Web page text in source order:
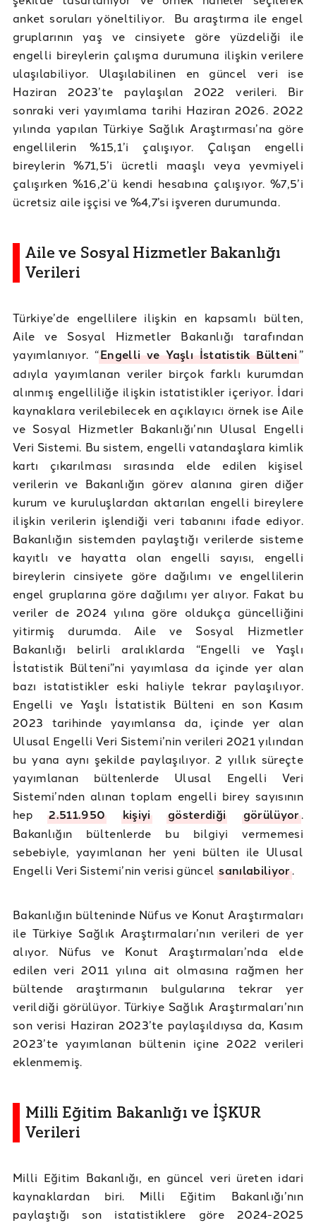
anket soruları yöneltiliyor. Bu araştırma ile engel
gruplarının yaş ve cinsiyete göre yüzdeliği ile
engelli bireylerin çalışma durumuna ilişkin verilere
ulaşılabiliyor. Ulaşılabilinen en güncel veri ise
Haziran 2023’te paylaşılan 2022 verileri. Bir
sonraki veri yayımlama tarihi Haziran 2026. 2022
yılında yapılan Türkiye Sağlık Araştırması’na göre
engellilerin %15,1’i çalışıyor. Çalışan engelli
bireylerin %71,5’i ücretli maaşlı veya yevmiyeli
çalışırken %16,2’ü kendi hesabına çalışıyor. %7,5’i
ücretsiz aile işçisi ve %4,7’si işveren durumunda.
Aile ve Sosyal Hizmetler Bakanlığı
Verileri
Türkiye’de engellilere ilişkin en kapsamlı bülten,
Aile ve Sosyal Hizmetler Bakanlığı tarafından
yayımlanıyor. “Engelli ve Yaşlı İstatistik Bülteni”
adıyla yayımlanan veriler birçok farklı kurumdan
alınmış engelliliğe ilişkin istatistikler içeriyor. İdari
kaynaklara verilebilecek en açıklayıcı örnek ise Aile
ve Sosyal Hizmetler Bakanlığı’nın Ulusal Engelli
Veri Sistemi. Bu sistem, engelli vatandaşlara kimlik
kartı çıkarılması sırasında elde edilen kişisel
verilerin ve Bakanlığın görev alanına giren diğer
kurum ve kuruluşlardan aktarılan engelli bireylere
ilişkin verilerin işlendiği veri tabanını ifade ediyor.
Bakanlığın sistemden paylaştığı verilerde sisteme
kayıtlı ve hayatta olan engelli sayısı, engelli
bireylerin cinsiyete göre dağılımı ve engellilerin
engel gruplarına göre dağılımı yer alıyor. Fakat bu
veriler de 2024 yılına göre oldukça güncelliğini
yitirmiş durumda. Aile ve Sosyal Hizmetler
Bakanlığı belirli aralıklarda “Engelli ve Yaşlı
İstatistik Bülteni”ni yayımlasa da içinde yer alan
bazı istatistikler eski haliyle tekrar paylaşılıyor.
Engelli ve Yaşlı İstatistik Bülteni en son Kasım
2023 tarihinde yayımlansa da, içinde yer alan
Ulusal Engelli Veri Sistemi’nin verileri 2021 yılından
bu yana aynı şekilde paylaşılıyor. 2 yıllık süreçte
yayımlanan bültenlerde Ulusal Engelli Veri
Sistemi’nden alınan toplam engelli birey sayısının
hep2.511.950 kişiyi gösterdiği görülüyor.
Bakanlığın bültenlerde bu bilgiyi vermemesi
sebebiyle, yayımlanan her yeni bülten ile Ulusal
Engelli Veri Sistemi’nin verisi güncelsanılabiliyor.
Bakanlığın bülteninde Nüfus ve Konut Araştırmaları
ile Türkiye Sağlık Araştırmaları’nın verileri de yer
alıyor. Nüfus ve Konut Araştırmaları’nda elde
edilen veri 2011 yılına ait olmasına rağmen her
bültende araştırmanın bulgularına tekrar yer
verildiği görülüyor. Türkiye Sağlık Araştırmaları’nın
son verisi Haziran 2023’te paylaşıldıysa da, Kasım
2023’te yayımlanan bültenin içine 2022 verileri
eklenmemiş.
Milli Eğitim Bakanlığı ve İŞKUR
Verileri
Milli Eğitim Bakanlığı, en güncel veri üreten idari
kaynaklardan biri. Milli Eğitim Bakanlığı’nın
paylaştığı son istatistiklere göre 2024-2025